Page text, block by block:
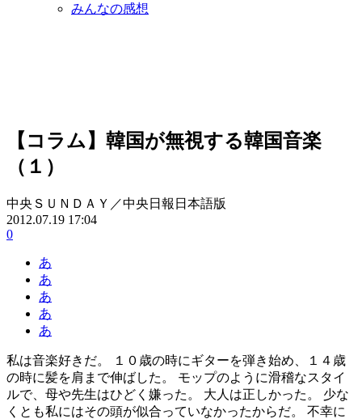
みんなの感想
【コラム】韓国が無視する韓国音楽
（１）
中央ＳＵＮＤＡＹ／中央日報日本語版
2012.07.19 17:04
0
あ
あ
あ
あ
あ
私は音楽好きだ。 １０歳の時にギターを弾き始め、１４歳
の時に髪を肩まで伸ばした。 モップのように滑稽なスタイ
ルで、母や先生はひどく嫌った。 大人は正しかった。 少な
くとも私にはその頭が似合っていなかったからだ。 不幸に